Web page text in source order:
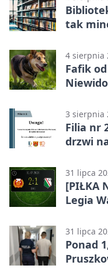
tak
4 sierpnia
Fafik
3 sierpnia
Filia nr
drzwi
31 lipca
[PIŁKA
Legia
minucie
31 lipca
Ponad